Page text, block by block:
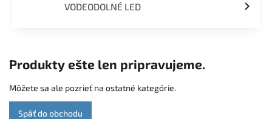
VODEODOLNÉ LED
Produkty ešte len pripravujeme.
Môžete sa ale pozrieť na ostatné kategórie.
Späť do obchodu